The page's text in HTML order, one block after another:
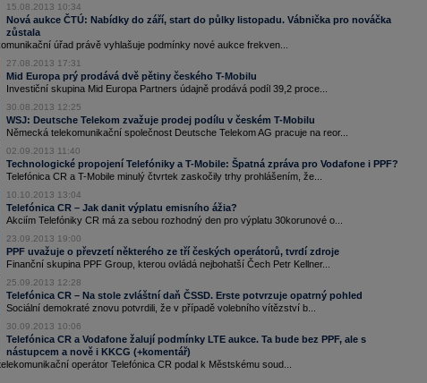
15.08.2013 10:34
Nová aukce ČTÚ: Nabídky do září, start do půlky listopadu. Vábnička pro nováčka
zůstala
úřad právě vyhlašuje podmínky nové aukce frekven...
27.08.2013 17:31
Mid Europa prý prodává dvě pětiny českého T-Mobilu
Investiční skupina Mid Europa Partners údajně prodává podíl 39,2 proce...
30.08.2013 12:25
WSJ: Deutsche Telekom zvažuje prodej podílu v českém T-Mobilu
Německá telekomunikační společnost Deutsche Telekom AG pracuje na reor...
02.09.2013 11:40
Technologické propojení Telefóniky a T-Mobile: Špatná zpráva pro Vodafone i PPF?
Telefónica CR a T-Mobile minulý čtvrtek zaskočily trhy prohlášením, že...
10.10.2013 13:04
Telefónica CR – Jak danit výplatu emisního ážia?
Akciím Telefóniky CR má za sebou rozhodný den pro výplatu 30korunové o...
23.09.2013 19:00
PPF uvažuje o převzetí některého ze tří českých operátorů, tvrdí zdroje
Finanční skupina PPF Group, kterou ovládá nejbohatší Čech Petr Kellner...
25.09.2013 12:28
Telefónica CR – Na stole zvláštní daň ČSSD. Erste potvrzuje opatrný pohled
Sociální demokraté znovu potvrdili, že v případě volebního vítězství b...
30.09.2013 10:06
Telefónica CR a Vodafone žalují podmínky LTE aukce. Ta bude bez PPF, ale s
nástupcem a nově i KKCG (+komentář)
operátor Telefónica CR podal k Městskému soud...